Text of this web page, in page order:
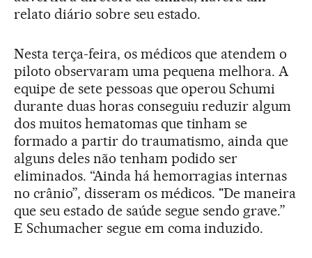
relato diário sobre seu estado.
Nesta terça-feira, os médicos que atendem o
piloto observaram uma pequena melhora. A
equipe de sete pessoas que operou Schumi
durante duas horas conseguiu reduzir algum
dos muitos hematomas que tinham se
formado a partir do traumatismo, ainda que
alguns deles não tenham podido ser
eliminados. “Ainda há hemorragias internas
no crânio”, disseram os médicos. "De maneira
que seu estado de saúde segue sendo grave.”
E Schumacher segue em coma induzido.